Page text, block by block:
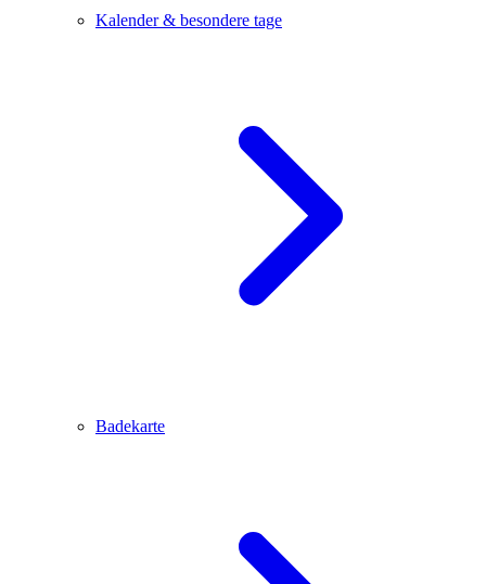
Kalender & besondere tage
Badekarte